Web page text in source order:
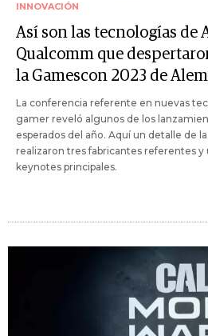
INNOVACIÓN
Así son las tecnologías de
Qualcomm que
la Gamescon 2023 de
La conferencia referente en nuevas
gamer reveló algunos de los
esperados del año. Aquí un detalle de
realizaron tres fabricantes referentes y
keynotes principales.